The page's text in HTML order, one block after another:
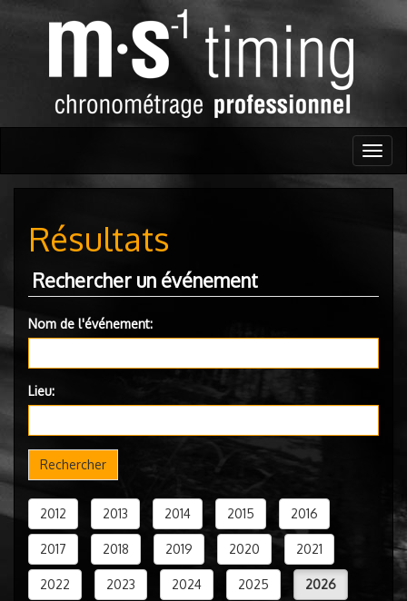
Résultats
Rechercher un événement
Nom de l'événement:
Lieu:
Rechercher
2012 2013 2014 2015 2016
2017 2018 2019 2020 2021
2022 2023 2024 2025 2026